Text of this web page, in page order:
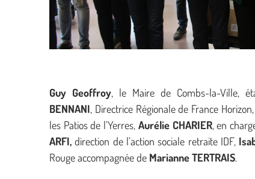
Guy Geoffroy, le Maire de Combs-la-Ville,
BENNANI, Directrice Régionale de France Horizon,
les Patios de l’Yerres, Aurélie CHARIER, en
ARFI, direction de l’action sociale retraite IDF,
Rouge accompagnée de Marianne TERTRAIS.